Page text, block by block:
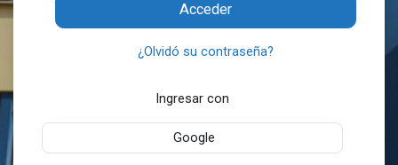
Acceder
¿Olvidó su contraseña?
Ingresar con
Google